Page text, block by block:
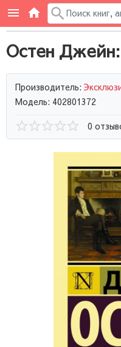
Остен
Производитель:
Модель: 402801372
0